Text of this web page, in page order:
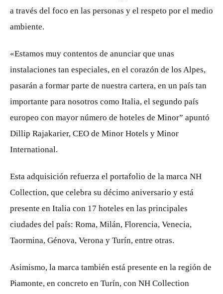
a través del foco en las personas y el respeto por el medio
ambiente.
«Estamos muy contentos de anunciar que unas
instalaciones tan especiales, en el corazón de los Alpes,
pasarán a formar parte de nuestra cartera, en un país tan
importante para nosotros como Italia, el segundo país
europeo con mayor número de hoteles de Minor” apuntó
Dillip Rajakarier, CEO de Minor Hotels y Minor
International.
Esta adquisición refuerza el portafolio de la marca NH
Collection, que celebra su décimo aniversario y está
presente en Italia con 17 hoteles en las principales
ciudades del país: Roma, Milán, Florencia, Venecia,
Taormina, Génova, Verona y Turín, entre otras.
Asimismo, la marca también está presente en la región de
Piamonte, en concreto en Turín, con NH Collection